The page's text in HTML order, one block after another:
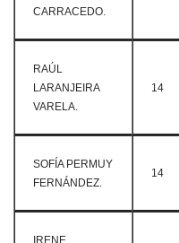
CARRACEDO.
RAÚL
LARANJEIRA
VARELA.
14
SOFÍA PERMUY
FERNÁNDEZ.
14
IRENE